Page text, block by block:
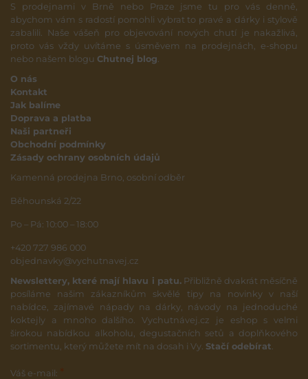
S prodejnami v Brně nebo Praze jsme tu pro vás denně,
abychom vám s radostí pomohli vybrat to pravé a dárky i stylově
zabalili. Naše vášeň pro objevování nových chutí je nakažlivá,
proto vás vždy uvítáme s úsměvem na prodejnách, e-shopu
nebo našem blogu Chutnej blog.
O nás
Kontakt
Jak balíme
Doprava a platba
Naši partneři
Obchodní podmínky
Zásady ochrany osobních údajů
Kamenná prodejna Brno, osobní odběr
Běhounská 2/22
Po – Pá: 10:00 – 18:00
+420 727 986 000
objednavky@vychutnavej.cz
Newslettery, které mají hlavu i patu.Přibližně dvakrát měsíčně
posíláme našim zákazníkům skvělé tipy na novinky v naší
nabídce, zajímavé nápady na dárky, návody na jednoduché
koktejly a mnoho dalšího. Vychutnávej.cz je eshop s velmi
širokou nabídkou alkoholu, degustačních setů a doplňkového
sortimentu, který můžete mít na dosah i Vy. Stačí odebírat.
Váš e-mail: